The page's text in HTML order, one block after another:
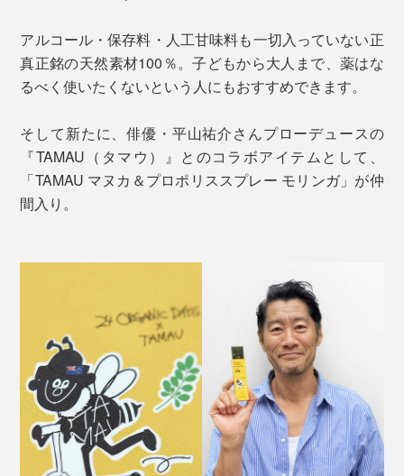
アルコール・保存料・人工甘味料も一切入っていない正
真正銘の天然素材100％。子どもから大人まで、薬はな
るべく使いたくないという人にもおすすめできます。
そして新たに、俳優・平山祐介さんプローデュースの
『TAMAU（タマウ）』とのコラボアイテムとして、
「TAMAU マヌカ＆プロポリススプレー モリンガ」が仲
間入り。